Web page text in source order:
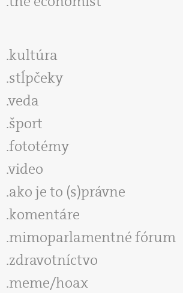
kultúra
stĺpčeky
veda
šport
fototémy
video
ako je to (s)právne
komentáre
mimoparlamentné fórum
zdravotníctvo
meme/hoax